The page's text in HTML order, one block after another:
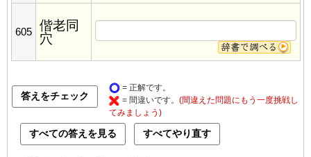
605
偕老同
穴
= 正解です。
= 間違いです。 (間違えた問題にもう一度挑戦し
てみましょう)